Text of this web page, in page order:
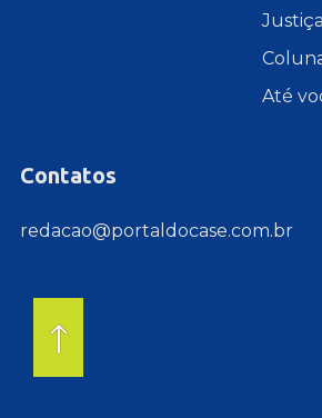
Justiça
Até
Contatos
redacao@portaldocase.com.br